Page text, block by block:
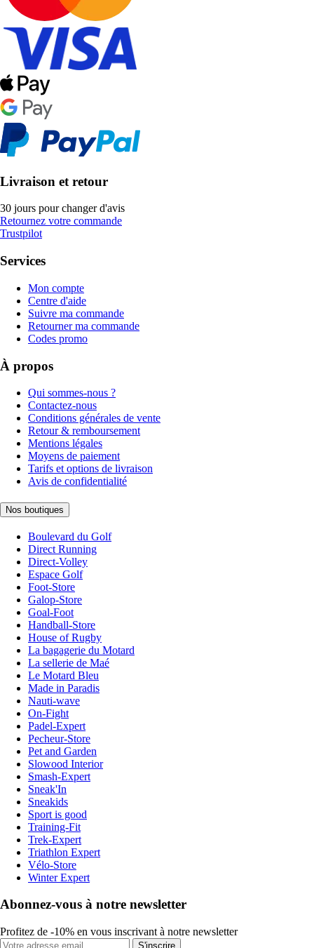
Livraison et retour
30 jours pour changer d'avis
Retournez votre commande
Trustpilot
Services
Mon compte
Centre d'aide
Suivre ma commande
Retourner ma commande
Codes promo
À propos
Qui sommes-nous ?
Contactez-nous
Conditions générales de vente
Retour & remboursement
Mentions légales
Moyens de paiement
Tarifs et options de livraison
Avis de confidentialité
Nos boutiques
Boulevard du Golf
Direct Running
Direct-Volley
Espace Golf
Foot-Store
Galop-Store
Goal-Foot
Handball-Store
House of Rugby
La bagagerie du Motard
La sellerie de Maé
Le Motard Bleu
Made in Paradis
Nauti-wave
On-Fight
Padel-Expert
Pecheur-Store
Pet and Garden
Slowood Interior
Smash-Expert
Sneak'In
Sneakids
Sport is good
Training-Fit
Trek-Expert
Triathlon Expert
Vélo-Store
Winter Expert
Abonnez-vous à notre newsletter
Profitez de -10% en vous inscrivant à notre newsletter
S'inscrire